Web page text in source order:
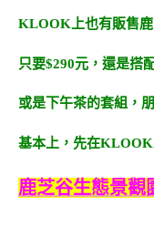
KLOOK上也有販售
只要$290元，還是搭
或是下午茶的套組，
基本上，先在
鹿芝谷生態景觀